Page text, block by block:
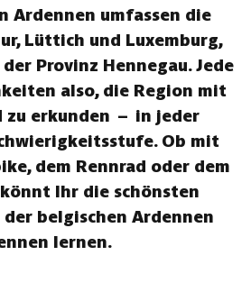
Ardennen umfassen die
Lüttich und Luxemburg,
Provinz Hennegau. Jede
also, die Region mit
zu erkunden – in jeder
Ob mit
dem Rennrad oder dem
Ihr die schönsten
belgischen Ardennen
lernen.